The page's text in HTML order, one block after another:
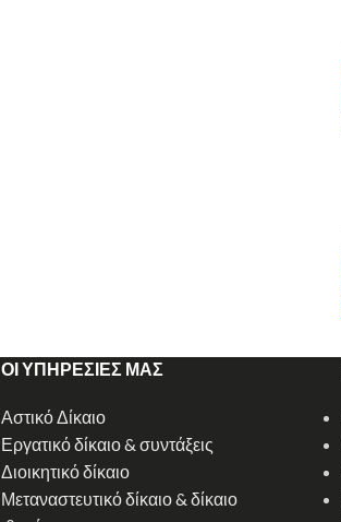
ΟΙ ΥΠΗΡΕΣΙΕΣ ΜΑΣ
Αστικό Δίκαιο
Εργατικό δίκαιο & συντάξεις
Διοικητικό δίκαιο
Μεταναστευτικό δίκαιο & δίκαιο